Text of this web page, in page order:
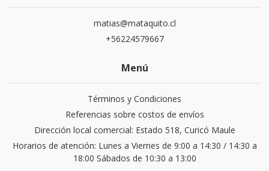
matias@mataquito.cl
+56224579667
Menú
Términos y Condiciones
Referencias sobre costos de envíos
Dirección local comercial: Estado 518, Curicó Maule
Horarios de atención: Lunes a Viernes de 9:00 a 14:30 / 14:30 a
18:00 Sábados de 10:30 a 13:00